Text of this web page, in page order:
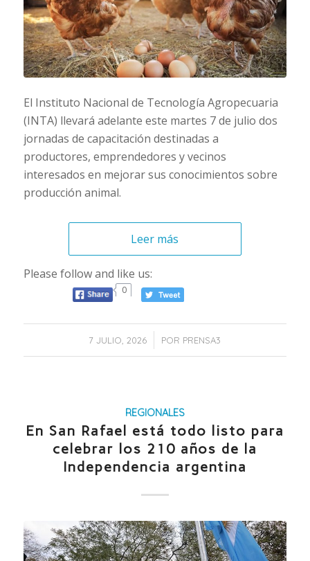
El Instituto Nacional de Tecnología Agropecuaria
(INTA) llevará adelante este martes 7 de julio dos
jornadas de capacitación destinadas a
productores, emprendedores y vecinos
interesados en mejorar sus conocimientos sobre
producción animal.
Leer más
Please follow and like us:
0
7 JULIO, 2026
/ POR PRENSA3
REGIONALES
En San Rafael está todo listo para
celebrar los 210 años de la
Independencia argentina